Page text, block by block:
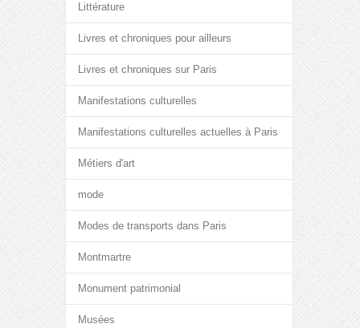
Littérature
Livres et chroniques pour ailleurs
Livres et chroniques sur Paris
Manifestations culturelles
Manifestations culturelles actuelles à Paris
Métiers d'art
mode
Modes de transports dans Paris
Montmartre
Monument patrimonial
Musées